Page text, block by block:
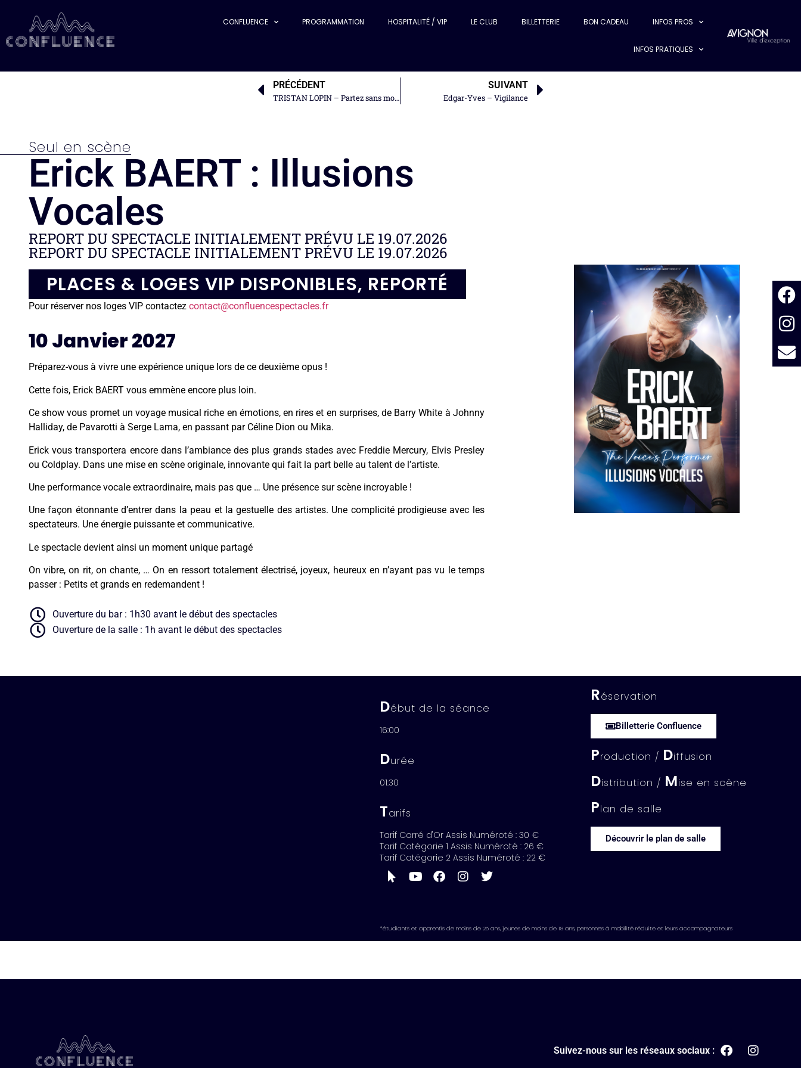
CONFLUENCE PROGRAMMATION HOSPITALITÉ / VIP LE CLUB BILLETTERIE BON CADEAU INFOS PROS
INFOS PRATIQUES
PRÉCÉDENT
TRISTAN LOPIN – Partez sans moi, je vous rejoins
SUIVANT
Edgar-Yves – Vigilance
Seul en scène
Erick BAERT : Illusions
Vocales
REPORT DU SPECTACLE INITIALEMENT PRÉVU LE 19.07.2026
REPORT DU SPECTACLE INITIALEMENT PRÉVU LE 19.07.2026
PLACES & LOGES VIP DISPONIBLES, REPORTÉ
Pour réserver nos loges VIP contactez contact@confluencespectacles.fr
10 Janvier 2027
Préparez-vous à vivre une expérience unique lors de ce deuxième opus !
Cette fois, Erick BAERT vous emmène encore plus loin.
Ce show vous promet un voyage musical riche en émotions, en rires et en surprises, de Barry White à Johnny
Halliday, de Pavarotti à Serge Lama, en passant par Céline Dion ou Mika.
Erick vous transportera encore dans l’ambiance des plus grands stades avec Freddie Mercury, Elvis Presley
ou Coldplay. Dans une mise en scène originale, innovante qui fait la part belle au talent de l’artiste.
Une performance vocale extraordinaire, mais pas que … Une présence sur scène incroyable !
Une façon étonnante d’entrer dans la peau et la gestuelle des artistes. Une complicité prodigieuse avec les
spectateurs. Une énergie puissante et communicative.
Le spectacle devient ainsi un moment unique partagé
On vibre, on rit, on chante, … On en ressort totalement électrisé, joyeux, heureux en n’ayant pas vu le temps
passer : Petits et grands en redemandent !
Ouverture du bar : 1h30 avant le début des spectacles
Ouverture de la salle : 1h avant le début des spectacles
Début de la séance
16:00
Durée
01:30
Tarifs
Tarif Carré d'Or Assis Numéroté : 30 €
Tarif Catégorie 1 Assis Numéroté : 26 €
Tarif Catégorie 2 Assis Numéroté : 22 €
Réservation
Billetterie Confluence
Production / Diffusion
Distribution / Mise en scène
Plan de salle
Découvrir le plan de salle
*étudiants et apprentis de moins de 26 ans, jeunes de moins de 18 ans, personnes à mobilité réduite et leurs accompagnateurs
Suivez-nous sur les réseaux sociaux :